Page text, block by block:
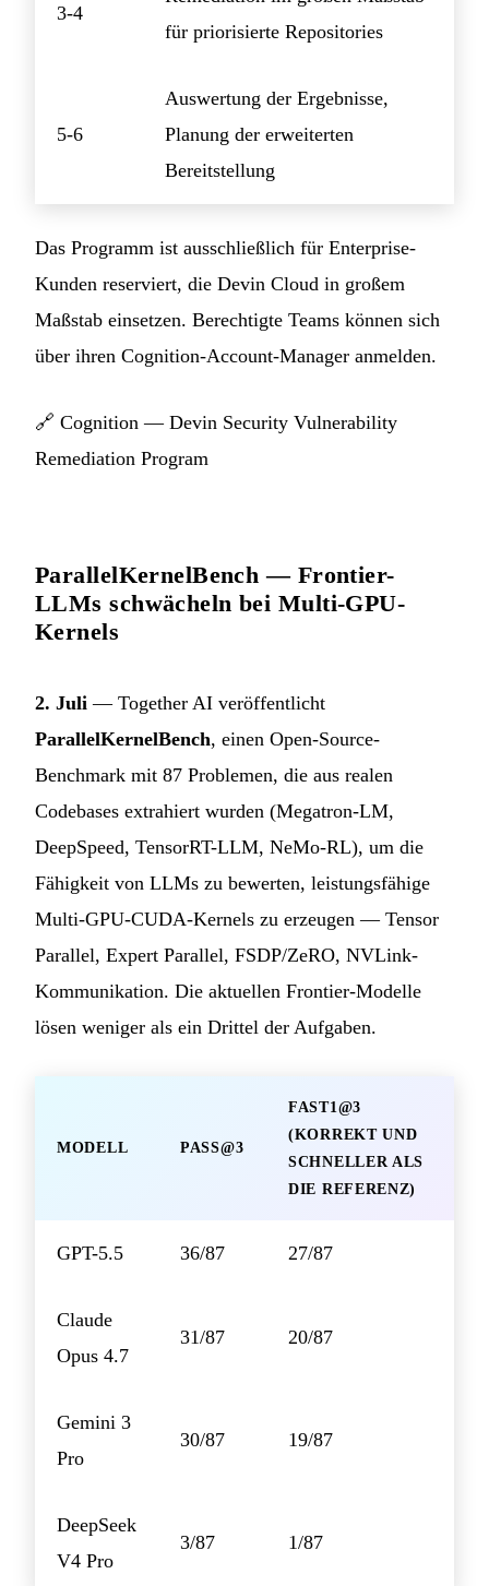
3-4
für priorisierte Repositories
5-6
Auswertung der Ergebnisse,
Planung der erweiterten
Bereitstellung
Das Programm ist ausschließlich für Enterprise-
Kunden reserviert, die Devin Cloud in großem
Maßstab einsetzen. Berechtigte Teams können sich
über ihren Cognition-Account-Manager anmelden.
🔗 Cognition — Devin Security Vulnerability
Remediation Program
ParallelKernelBench — Frontier-
LLMs schwächeln bei Multi-GPU-
Kernels
2. Juli — Together AI veröffentlicht
ParallelKernelBench, einen Open-Source-
Benchmark mit 87 Problemen, die aus realen
Codebases extrahiert wurden (Megatron-LM,
DeepSpeed, TensorRT-LLM, NeMo-RL), um die
Fähigkeit von LLMs zu bewerten, leistungsfähige
Multi-GPU-CUDA-Kernels zu erzeugen — Tensor
Parallel, Expert Parallel, FSDP/ZeRO, NVLink-
Kommunikation. Die aktuellen Frontier-Modelle
lösen weniger als ein Drittel der Aufgaben.
MODELL PASS@3
FAST1@3
(KORREKT UND
SCHNELLER ALS
DIE REFERENZ)
GPT-5.5 36/87 27/87
Claude
Opus 4.7
31/87 20/87
Gemini 3
Pro
30/87 19/87
DeepSeek
V4 Pro
3/87 1/87